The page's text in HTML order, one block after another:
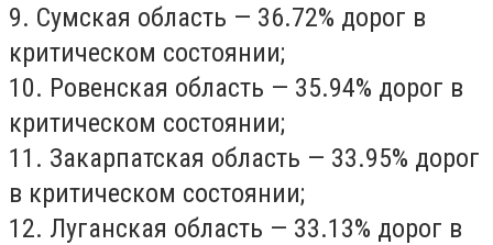
9. Сумская область — 36.72% дорог в
критическом состоянии;
10. Ровенская область — 35.94% дорог в
критическом состоянии;
11. Закарпатская область — 33.95% дорог
в критическом состоянии;
12. Луганская область — 33.13% дорог в